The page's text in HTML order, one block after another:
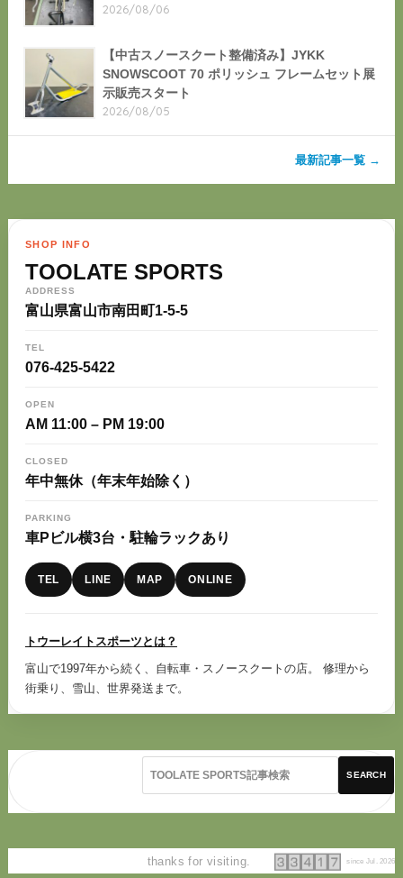
2026/08/06
【中古スノースクート整備済み】JYKK
SNOWSCOOT 70 ポリッシュ フレームセット展
示販売スタート
2026/08/05
最新記事一覧 →
SHOP INFO
TOOLATE SPORTS
ADDRESS
富山県富山市南田町1-5-5
TEL
076-425-5422
OPEN
AM 11:00 – PM 19:00
CLOSED
年中無休（年末年始除く）
PARKING
車Pビル横3台・駐輪ラックあり
TEL LINE MAP ONLINE
トウーレイトスポーツとは？
富山で1997年から続く、自転車・スノースクートの店。 修理から
街乗り、雪山、世界発送まで。
SEARCH
thanks for visiting. since Jul. 2026